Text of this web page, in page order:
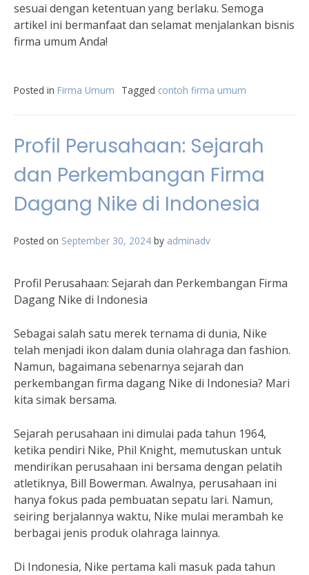
sesuai dengan ketentuan yang berlaku. Semoga
artikel ini bermanfaat dan selamat menjalankan bisnis
firma umum Anda!
Posted in Firma Umum Tagged contoh firma umum
Profil Perusahaan: Sejarah
dan Perkembangan Firma
Dagang Nike di Indonesia
Posted on September 30, 2024 by adminadv
Profil Perusahaan: Sejarah dan Perkembangan Firma
Dagang Nike di Indonesia
Sebagai salah satu merek ternama di dunia, Nike
telah menjadi ikon dalam dunia olahraga dan fashion.
Namun, bagaimana sebenarnya sejarah dan
perkembangan firma dagang Nike di Indonesia? Mari
kita simak bersama.
Sejarah perusahaan ini dimulai pada tahun 1964,
ketika pendiri Nike, Phil Knight, memutuskan untuk
mendirikan perusahaan ini bersama dengan pelatih
atletiknya, Bill Bowerman. Awalnya, perusahaan ini
hanya fokus pada pembuatan sepatu lari. Namun,
seiring berjalannya waktu, Nike mulai merambah ke
berbagai jenis produk olahraga lainnya.
Di Indonesia, Nike pertama kali masuk pada tahun